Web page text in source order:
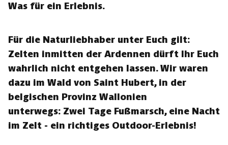
Was für ein Erlebnis.
Für die Naturliebhaber unter Euch gilt:
Zelten inmitten der Ardennen dürft Ihr Euch
wahrlich nicht entgehen lassen. Wir waren
dazu im Wald von Saint Hubert, in der
belgischen Provinz Wallonien
unterwegs: Zwei Tage Fußmarsch, eine Nacht
im Zelt - ein richtiges Outdoor-Erlebnis!